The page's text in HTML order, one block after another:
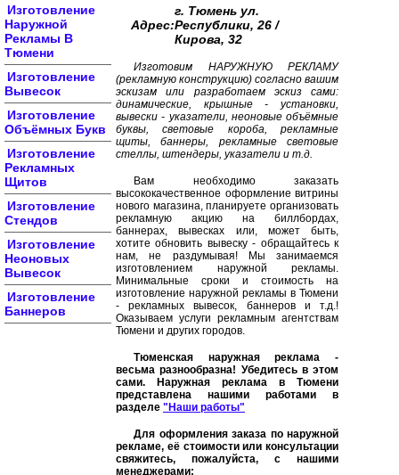
Изготовление
Наружной
Рекламы В
Тюмени
Изготовление
Вывесок
Изготовление
Объёмных Букв
Изготовление
Рекламных
Щитов
Изготовление
Стендов
Изготовление
Неоновых
Вывесок
Изготовление
Баннеров
Адрес:
г. Тюмень ул.
Республики, 26 /
Кирова, 32
Изготовим НАРУЖНУЮ РЕКЛАМУ
(рекламную конструкцию) согласно вашим
эскизам или разработаем эскиз сами:
динамические, крышные - установки,
вывески - указатели, неоновые объёмные
буквы, световые короба, рекламные
щиты, баннеры, рекламные световые
стеллы, штендеры, указатели и т.д.
Вам необходимо заказать
высококачественное оформление витрины
нового магазина, планируете организовать
рекламную акцию на биллбордах,
баннерах, вывесках или, может быть,
хотите обновить вывеску - обращайтесь к
нам, не раздумывая! Мы занимаемся
изготовлением наружной рекламы.
Минимальные сроки и стоимость на
изготовление наружной рекламы в Тюмени
- рекламных вывесок, баннеров и т.д.!
Оказываем услуги рекламным агентствам
Тюмени и других городов.
Тюменская наружная реклама -
весьма разнообразна! Убедитесь в этом
сами. Наружная реклама в Тюмени
представлена нашими работами в
разделе "Наши работы"
Для оформления заказа по наружной
рекламе, её стоимости или консультации
свяжитесь, пожалуйста, с нашими
менеджерами: